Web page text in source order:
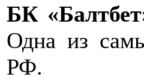
БК
Одна из
РФ.